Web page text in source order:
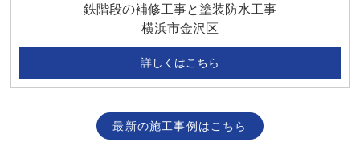
鉄階段の補修工事と塗装防水工事
横浜市金沢区
詳しくはこちら
最新の施工事例はこちら